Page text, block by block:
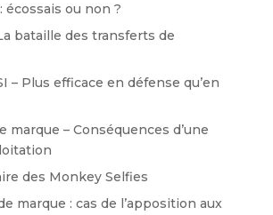
écossais ou non ?
bataille des transferts de
– Plus efficace en défense qu’en
marque – Conséquences d’une
des Monkey Selfies
marque : cas de l’apposition aux